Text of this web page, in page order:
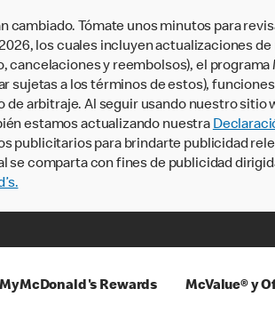
cambiado. Tómate unos minutos para
los cuales incluyen actualizaciones
y reembolsos), el
sujetas a los términos de estos),
de arbitraje. Al seguir usando nuestro
estamos actualizando nuestra
publicitarios para brindarte publicidad
se comparta con fines de publicidad
MyMcDonald's Rewards McValue® y